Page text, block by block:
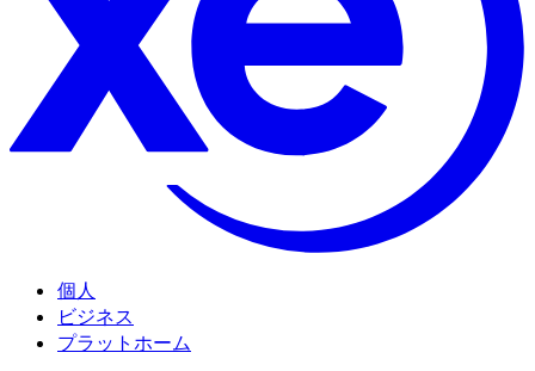
個人
ビジネス
プラットホーム